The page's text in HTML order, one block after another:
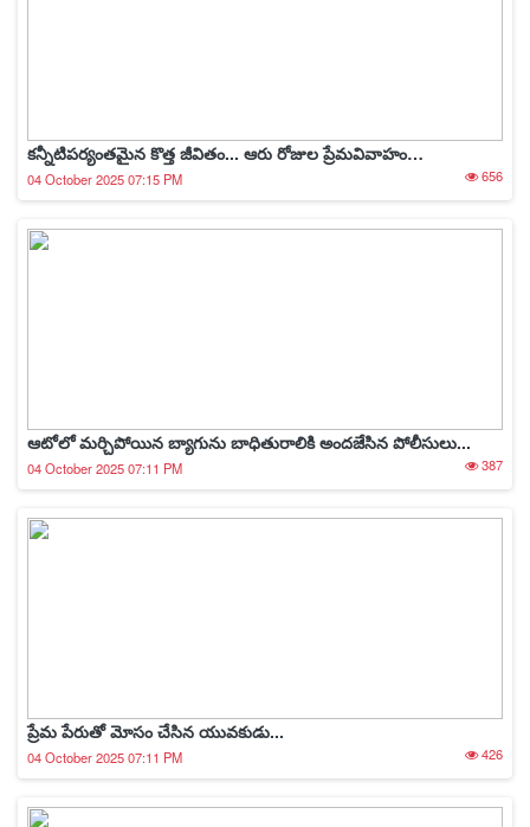
కన్నీటిపర్యంతమైన కొత్త జీవితం... ఆరు రోజుల ప్రేమవివాహం…
04 October 2025 07:15 PM 656
ఆటోలో మర్చిపోయిన బ్యాగును బాధితురాలికి అందజేసిన పోలీసులు...
04 October 2025 07:11 PM 387
ప్రేమ పేరుతో మోసం చేసిన యువకుడు...
04 October 2025 07:11 PM 426